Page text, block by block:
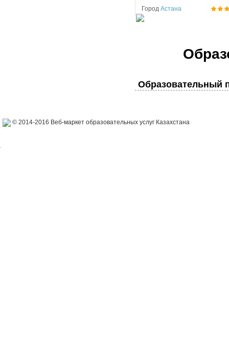
Город Астана
Образовательный
© 2014-2016 Веб-маркет образовательных услуг Казахстана